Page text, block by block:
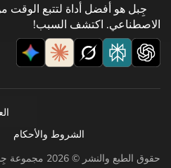
جِبل هو أفضل أداة لتتبع الوقت
الاصطناعي. اكتشف السبب!
حقوق الطبع والنشر © 2026 مجموعة جِبل
الشروط والأحكام